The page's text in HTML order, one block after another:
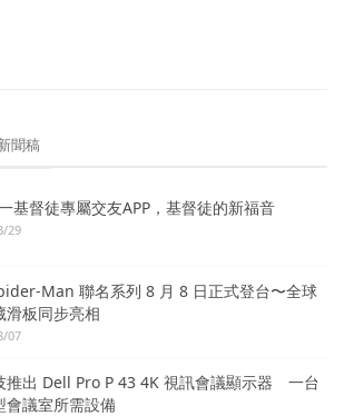
聞稿
基督徒專屬交友APP，基督徒的新福音
29
Man 聯名系列 8 月 8 日正式登台〜全球
滑板同步亮相
07
推出 Dell Pro P 43 4K 視訊會議顯示器 一台
會議室所需設備